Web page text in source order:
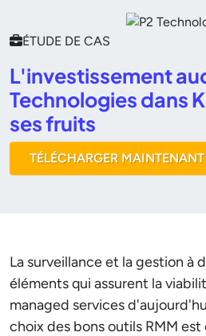
ÉTUDE DE CAS
L'investissement
Technologies dans
ses fruits
TÉLÉCHARGER MAINTENANT
La surveillance et la gestion à
éléments qui assurent la
managed services
choix des bons outils RMM est